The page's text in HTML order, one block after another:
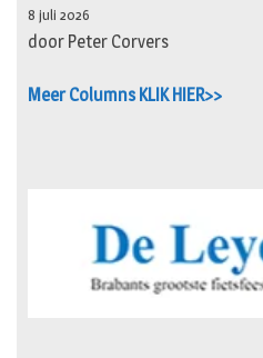
8 juli 2026
door Peter Corvers
Meer Columns KLIK HIER>>